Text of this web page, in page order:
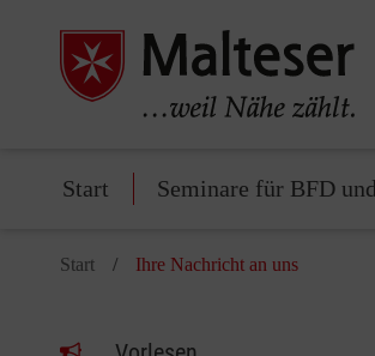
Start Seminare für BFD
Start Ihre Nachricht an uns